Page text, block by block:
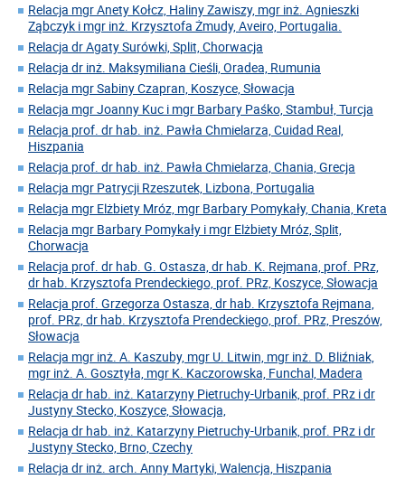
Relacja mgr Anety Kołcz, Haliny Zawiszy, mgr inż. Agnieszki
Ząbczyk i mgr inż. Krzysztofa Żmudy, Aveiro, Portugalia.
Relacja dr Agaty Surówki, Split, Chorwacja
Relacja dr inż. Maksymiliana Cieśli, Oradea, Rumunia
Relacja mgr Sabiny Czapran, Koszyce, Słowacja
Relacja mgr Joanny Kuc i mgr Barbary Paśko, Stambuł, Turcja
Relacja prof. dr hab. inż. Pawła Chmielarza, Cuidad Real,
Hiszpania
Relacja prof. dr hab. inż. Pawła Chmielarza, Chania, Grecja
Relacja mgr Patrycji Rzeszutek, Lizbona, Portugalia
Relacja mgr Elżbiety Mróz, mgr Barbary Pomykały, Chania, Kreta
Relacja mgr Barbary Pomykały i mgr Elżbiety Mróz, Split,
Chorwacja
Relacja prof. dr hab. G. Ostasza, dr hab. K. Rejmana, prof. PRz,
dr hab. Krzysztofa Prendeckiego, prof. PRz, Koszyce, Słowacja
Relacja prof. Grzegorza Ostasza, dr hab. Krzysztofa Rejmana,
prof. PRz, dr hab. Krzysztofa Prendeckiego, prof. PRz, Preszów,
Słowacja
Relacja mgr inż. A. Kaszuby, mgr U. Litwin, mgr inż. D. Bliźniak,
mgr inż. A. Gosztyła, mgr K. Kaczorowska, Funchal, Madera
Relacja dr hab. inż. Katarzyny Pietruchy-Urbanik, prof. PRz i dr
Justyny Stecko, Koszyce, Słowacja,
Relacja dr hab. inż. Katarzyny Pietruchy-Urbanik, prof. PRz i dr
Justyny Stecko, Brno, Czechy
Relacja dr inż. arch. Anny Martyki, Walencja, Hiszpania